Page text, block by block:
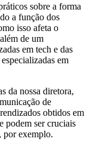
sobre a forma
a função dos
isso afeta o
de um
em tech e das
em
da nossa diretora,
de
obtidos em
podem ser cruciais
por exemplo.